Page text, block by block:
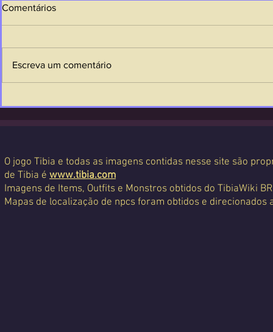
Comentários
Escreva um comentário
O jogo Tibia e todas as imagens contidas nesse site são
de Tibia é www.tibia.com
Imagens de Items, Outfits e Monstros obtidos do TibiaWiki
Mapas de localização de npcs foram obtidos e direcionados